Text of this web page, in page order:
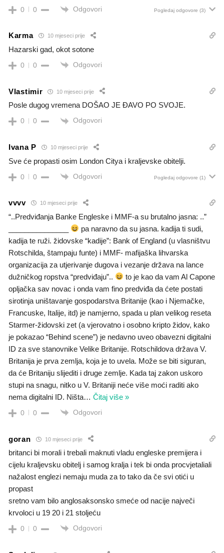
0 0 Odgovori Pogledaj odgovore (3)
Karma 10 mjeseci prije
Hazarski gad, okot sotone
0 0 Odgovori
Vlastimir 10 mjeseci prije
Posle dugog vremena DOŠAO JE ĐAVO PO SVOJE.
0 0 Odgovori
Ivana P 10 mjeseci prije
Sve će propasti osim London Citya i kraljevske obitelji.
0 0 Odgovori Pogledaj odgovore (1)
vvvv 10 mjeseci prije
“..Predviđanja Banke Engleske i MMF-a su brutalno jasna: ..”
pa naravno da su jasna. kadija ti sudi,
kadija te ruži. židovske “kadije”: Bank of England (u vlasništvu
Rotschilda, štampaju funte) i MMF- mafijaška lihvarska
organizacija za utjerivanje dugova i vezanje država na lance
dužničkog ropstva “predviđaju”..
to je kao da vam Al Capone
opljačka sav novac i onda vam fino predviđa da ćete postati
sirotinja uništavanje gospodarstva Britanije (kao i Njemačke,
Francuske, Italije, itd) je namjerno, spada u plan velikog reseta
Starmer-židovski zet (a vjerovatno i osobno kripto židov, kako
je pokazao “Behind scene”) je nedavno uveo obavezni digitalni
ID za sve stanovnike Velike Britanije. Rotschildova država V.
Britanija je prva zemlja, koja je to uvela. Može se biti siguran,
da će Britaniju slijediti i druge zemlje. Kada taj zakon uskoro
stupi na snagu, nitko u V. Britaniji neće više moći raditi ako
nema digitalni ID. Ništa… Čitaj više »
0 0 Odgovori
goran 10 mjeseci prije
britanci bi morali i trebali maknuti vladu engleske premijera i
cijelu kraljevsku obitelj i samog kralja i tek bi onda procvjetaliali
nažalost englezi nemaju muda za to tako da če svi otići u
propast
sretno vam bilo anglosaksonsko smeće od nacije največi
krvoloci u 19 20 i 21 stoljeću
0 0 Odgovori